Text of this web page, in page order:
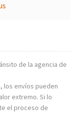
de la agencia de
los envíos pueden
extremo. Si lo
el proceso de